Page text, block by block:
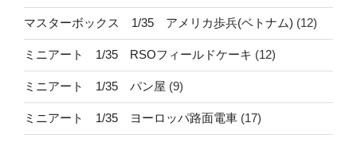
マスターボックス 1/35 アメリカ歩兵(ベトナム) (12)
ミニアート 1/35 RSOフィールドケーキ (12)
ミニアート 1/35 パン屋 (9)
ミニアート 1/35 ヨーロッパ路面電車 (17)